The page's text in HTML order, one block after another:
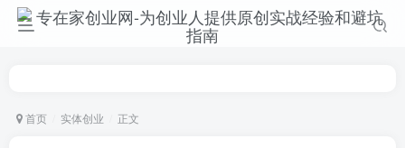
首页 实体创业 正文